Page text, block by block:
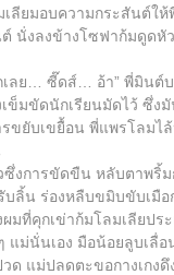
ลียมอบความกระสันต์ใ
นั่งลงข้างโซฟาก้มดูดหั
เลย… ซี๊ดส์… อ้า” พี่มินต์
เข็มขัดนักเรียนมัดไว้ ซึ่ง
ขยับเขยื้อน พี่แพรโลมไ
ซึ่งการขัดขืน หลับตาพริ้
บลิ้น ร่องหลืบขมิบขับเมื
มที่คุกเข่าก้มโลมเลียปร
แม่นั่นเอง มือน้อยลูบเลื่
ด แม่ปลดตะขอกางเกง